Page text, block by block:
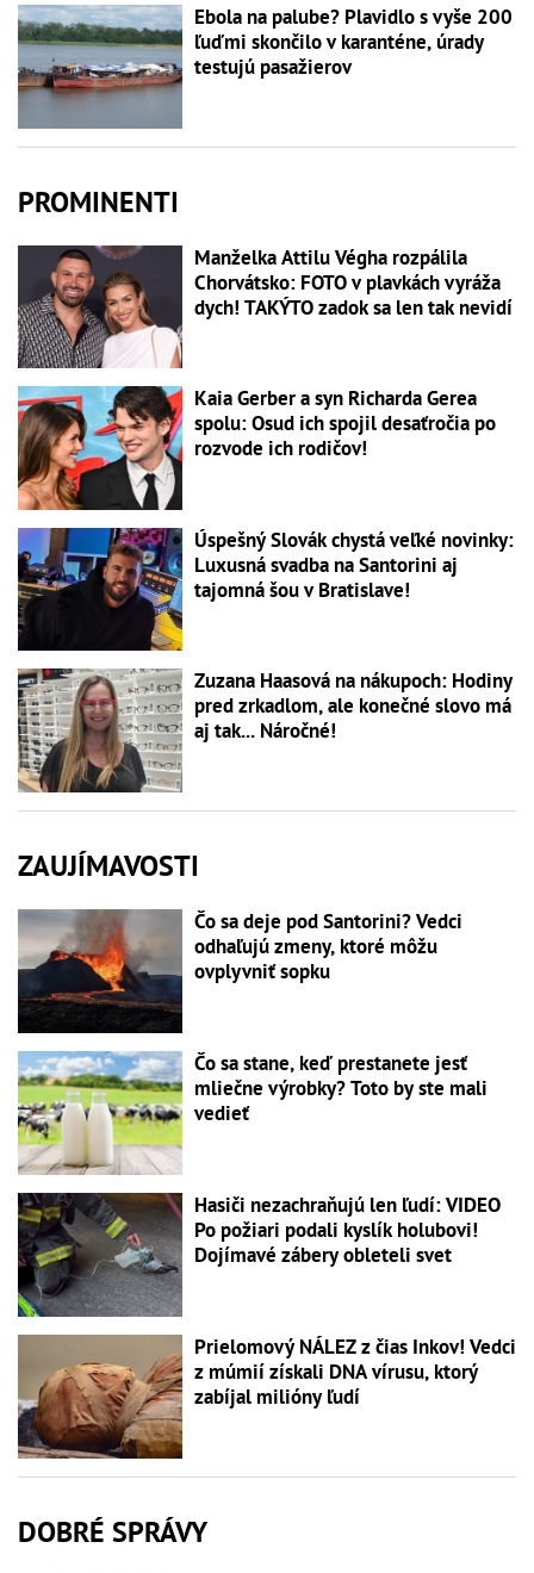
Ebola na palube? Plavidlo s vyše 200
ľuďmi skončilo v karanténe, úrady
testujú pasažierov
PROMINENTI
Manželka Attilu Végha rozpálila
Chorvátsko: FOTO v plavkách vyráža
dych! TAKÝTO zadok sa len tak nevidí
Kaia Gerber a syn Richarda Gerea
spolu: Osud ich spojil desaťročia po
rozvode ich rodičov!
Úspešný Slovák chystá veľké novinky:
Luxusná svadba na Santorini aj
tajomná šou v Bratislave!
Zuzana Haasová na nákupoch: Hodiny
pred zrkadlom, ale konečné slovo má
aj tak... Náročné!
ZAUJÍMAVOSTI
Čo sa deje pod Santorini? Vedci
odhaľujú zmeny, ktoré môžu
ovplyvniť sopku
Čo sa stane, keď prestanete jesť
mliečne výrobky? Toto by ste mali
vedieť
Hasiči nezachraňujú len ľudí: VIDEO
Po požiari podali kyslík holubovi!
Dojímavé zábery obleteli svet
Prielomový NÁLEZ z čias Inkov! Vedci
z múmií získali DNA vírusu, ktorý
zabíjal milióny ľudí
DOBRÉ SPRÁVY